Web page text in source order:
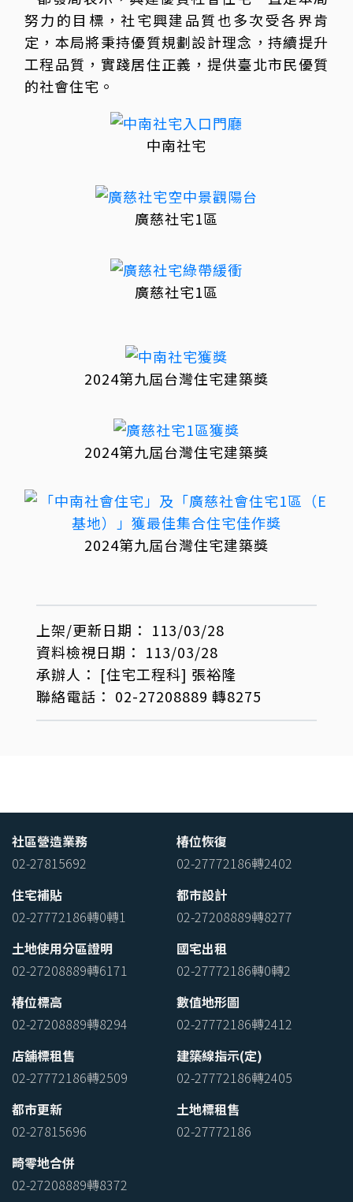
努力的目標，社宅興建品質也多次受各界肯
定，本局將秉持優質規劃設計理念，持續提升
工程品質，實踐居住正義，提供臺北市民優質
的社會住宅。
中南社宅
廣慈社宅1區
廣慈社宅1區
2024第九屆台灣住宅建築獎
2024第九屆台灣住宅建築獎
2024第九屆台灣住宅建築獎
上架/更新日期： 113/03/28
資料檢視日期： 113/03/28
承辦人： [住宅工程科] 張裕隆
聯絡電話： 02-27208889 轉8275
社區營造業務
02-27815692
椿位恢復
02-27772186轉2402
住宅補貼
02-27772186轉0轉1
都市設計
02-27208889轉8277
土地使用分區證明
02-27208889轉6171
國宅出租
02-27772186轉0轉2
椿位標高
02-27208889轉8294
數值地形圖
02-27772186轉2412
店舖標租售
02-27772186轉2509
建築線指示(定)
02-27772186轉2405
都市更新
02-27815696
土地標租售
02-27772186
畸零地合併
02-27208889轉8372